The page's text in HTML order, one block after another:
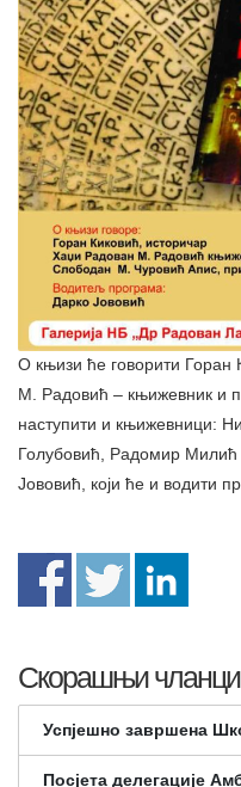
О књизи ће говорити
М. Радовић – књижевник и
наступити и књижевници:
Голубовић, Радомир Милић
Јововић, који ће и водити
Скорашњи чланци
Успјешно завршена
Посјета делегације